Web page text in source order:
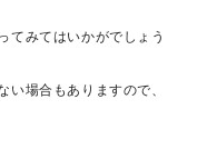
てみてはいかがでしょう
い場合もありますので、